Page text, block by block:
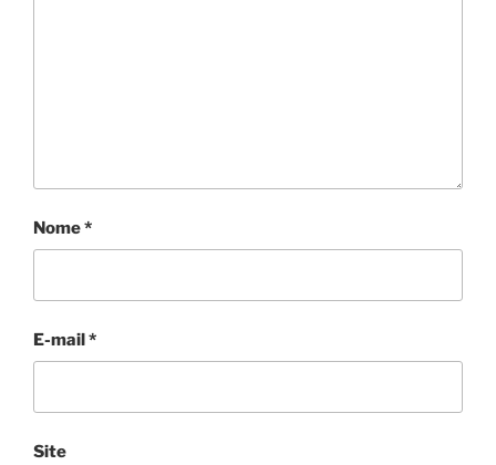
Nome*
E-mail*
Site